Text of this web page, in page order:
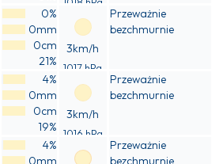
0%
0mm
0cm
21%
3km/h
1017 hPa
Przeważnie
bezchmurnie
4%
0mm
0cm
19%
3km/h
1016 hPa
Przeważnie
bezchmurnie
4%
0mm
Przeważnie
bezchmurnie